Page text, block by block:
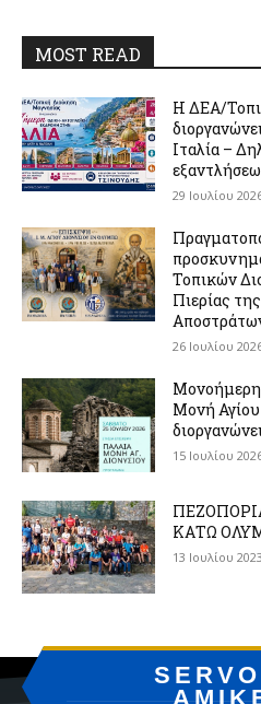
MOST READ
Η ΔΕΑ/
Ιταλία –
29 Ιουλίου
Τοπικών
Πιερίας
26 Ιουλίου
Μονοήμερη
Μονή
15 Ιουλίου
ΚΑΤΩ
13 Ιουλίου 2023